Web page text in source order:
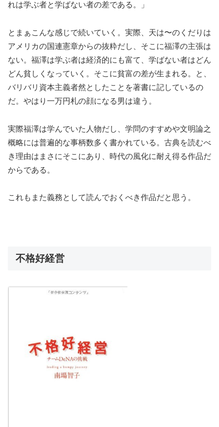
れは学ぶ者と学ばない者の差である。」
とまぁこんな感じで続いていく。実際、天は〜のくだりは
アメリカの国連憲章からの抜粋だし、そこに福澤の主張は
ない。福澤は学ぶ者は経済的にも富て、学ばない者はどん
どん貧しくなっていく。そこに貧富の差が生まれる。と、
バリバリ資本主義者然としたことを著書に記しているの
だ。やはり一万円札の顔になる男は違う。
実際福澤は学んでいた人物だし、学問のすすめや文明論之
概略には普遍的な事柄数多く書かれている。古典を読むべ
き理由はまさにそこにあり、時代の風化に耐え得る作品だ
からである。
これもまた義務として読んでおくべき作品だと思う。
不格好経営